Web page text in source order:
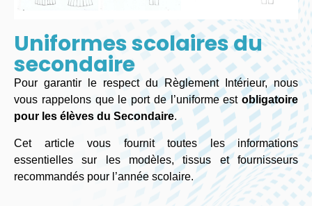
Uniformes scolaires du
secondaire
Pour garantir le respect du Règlement Intérieur, nous
vous rappelons que le port de l’uniforme est obligatoire
pour les élèves du Secondaire.
Cet article vous fournit toutes les informations
essentielles sur les modèles, tissus et fournisseurs
recommandés pour l’année scolaire.